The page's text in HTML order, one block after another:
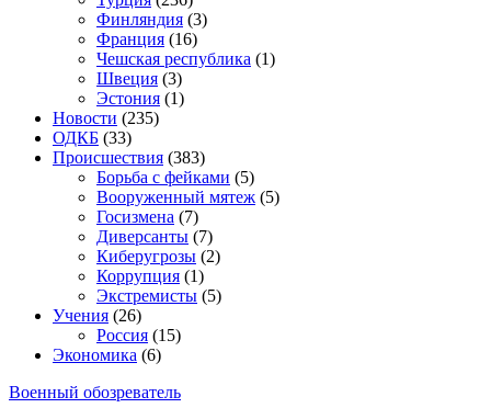
Финляндия (3)
Франция (16)
Чешская республика (1)
Швеция (3)
Эстония (1)
Новости (235)
ОДКБ (33)
Происшествия (383)
Борьба с фейками (5)
Вооруженный мятеж (5)
Госизмена (7)
Диверсанты (7)
Киберугрозы (2)
Коррупция (1)
Экстремисты (5)
Учения (26)
Россия (15)
Экономика (6)
Военный обозреватель